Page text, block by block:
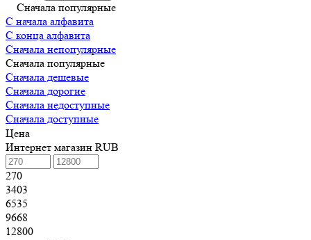
Сначала популярные
С начала алфавита
С конца алфавита
Сначала непопулярные
Сначала популярные
Сначала дешевые
Сначала дорогие
Сначала недоступные
Сначала доступные
Цена
Интернет магазин RUB
270
3403
6535
9668
12800